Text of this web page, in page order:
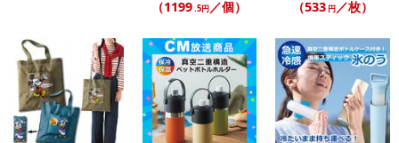
※dショッピングサンプル百貨店よりお届けする商品は、ご利用いた
禁じます。
転売等、目的以外での利用が確認された場合は、サービス利用を停
止させていただきます。
【配送伝票番号について】
（1199.5円／個） （533 円／枚）